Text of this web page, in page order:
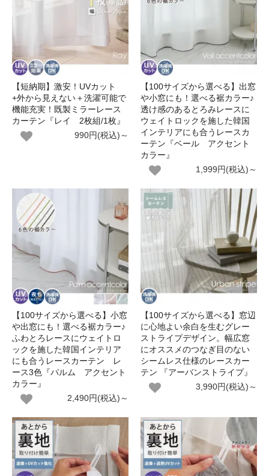
【短納期】激安！UVカット
+外から見えない＋洗濯可能で
機能充実！既製ミラーレース
カーテン『レイ 2枚組/1枚』
990円(税込)～
【100サイズから選べる】出窓
や小窓にも！選べる裾カラー♪
透け感のあるとろみレースに
ウェイトロックを施した韓国
インテリアにも合うレースカ
ーテン『ベール アクセント
カラー』
1,999円(税込)～
【100サイズから選べる】小窓
や出窓にも！選べる裾カラー♪
ふわとろレースにウェイトロ
ックを施した韓国インテリア
にも合うレースカーテン レ
ース3色『パルム アクセント
カラー』
2,490円(税込)～
【100サイズから選べる】窓辺
に心地よい余白を生むグレー
ストライプデザイン。幅広窓
にオススメのつなぎ目のない
シームレス仕様のレースカー
テン 『アーバンストライプ』
3,990円(税込)～